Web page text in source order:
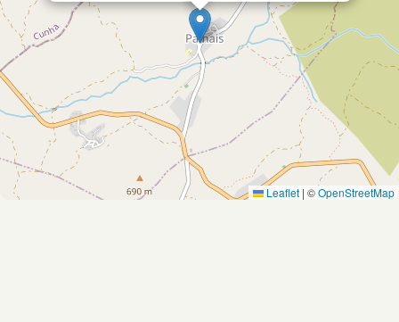
Leaflet | ©OpenStreetMap